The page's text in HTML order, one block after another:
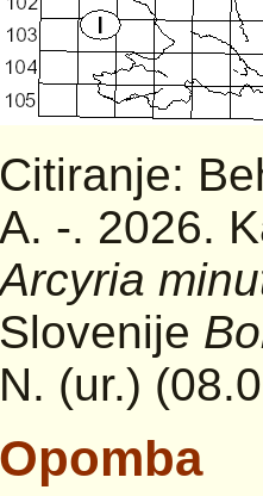
Citiranje:
A. -. 2026.
Arcyria
Slovenije
N. (ur.)
Opomba